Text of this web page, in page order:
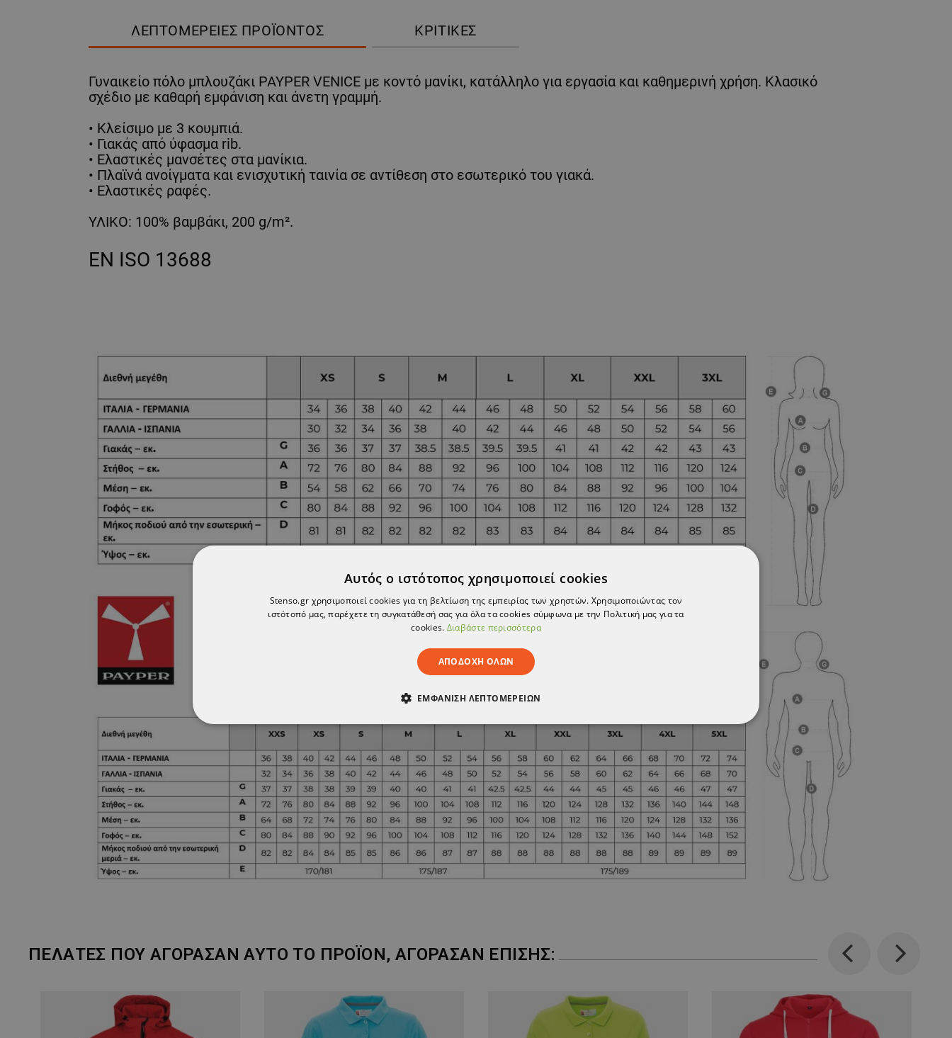
ΛΕΠΤΟΜΈΡΕΙΕΣ ΠΡΟΪΌΝΤΟΣ ΚΡΙΤΙΚΈΣ
Γυναικείο πόλο μπλουζάκι PAYPER VENICE με κοντό μανίκι, κατάλληλο για εργασία και καθημερινή χρήση. Κλασικό
σχέδιο με καθαρή εμφάνιση και άνετη γραμμή.
• Κλείσιμο με 3 κουμπιά.
• Γιακάς από ύφασμα rib.
• Ελαστικές μανσέτες στα μανίκια.
• Πλαϊνά ανοίγματα και ενισχυτική ταινία σε αντίθεση στο εσωτερικό του γιακά.
• Ελαστικές ραφές.
ΥΛΙΚΟ: 100% βαμβάκι, 200 g/m².
EN ISO 13688
ΠΕΛΆΤΕΣ ΠΟΥ ΑΓΌΡΑΣΑΝ ΑΥΤΌ ΤΟ ΠΡΟΪΌΝ, ΑΓΌΡΑΣΑΝ ΕΠΊΣΗΣ:
Previous Next
Αυτός ο ιστότοπος χρησιμοποιεί cookies
Stenso.gr χρησιμοποιεί cookies για τη βελτίωση της εμπειρίας των χρηστών. Χρησιμοποιώντας τον
ιστότοπό μας, παρέχετε τη συγκατάθεσή σας για όλα τα cookies σύμφωνα με την Πολιτική μας για τα
cookies. Διαβάστε περισσότερα
ΑΠΟΔΟΧΉ ΌΛΩΝ
ΕΜΦΆΝΙΣΗ ΛΕΠΤΟΜΕΡΕΙΏΝ
ΑΠΟΛΎΤΩΣ ΑΠΑΡΑΊΤΗΤΑ ΑΠΌΔΟΣΗΣ ΣΤΌΧΕΥΣΗΣ ΛΕΙΤΟΥΡΓΙΚΌΤΗΤΑΣ
ΜΗ ΤΑΞΙΝΟΜΗΜΈΝΑ